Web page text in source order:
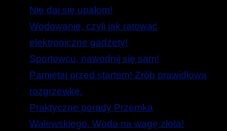
Nie daj się upałom!
Wodowanie, czyli jak ratować
elektroniczne gadżety!
Sportowcu, nawodnij się sam!
Pamiętaj przed startem! Zrób prawidłową
rozgrzewkę.
Praktyczne porady Przemka
Walewskiego. Woda na wagę złota!